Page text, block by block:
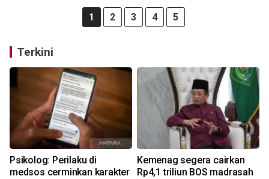
1 2 3 4 5
Terkini
Psikolog: Perilaku di
medsos cerminkan karakter
Kemenag segera cairkan
Rp4,1 triliun BOS madrasah